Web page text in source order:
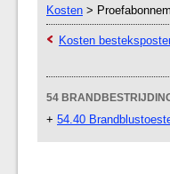
Kosten >
Kosten
54
+ 54.40